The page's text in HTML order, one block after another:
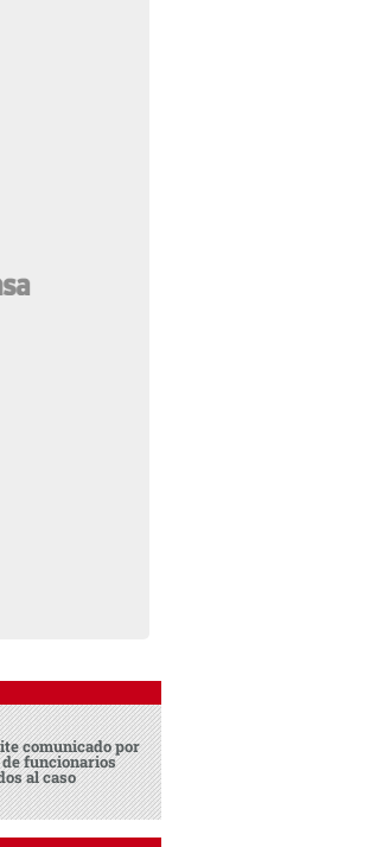
comunicado por
funcionarios
al caso